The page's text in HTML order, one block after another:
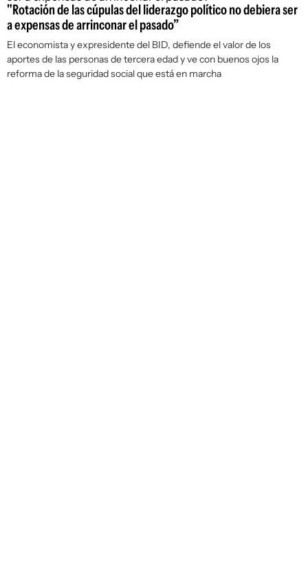
"Rotación de las cúpulas del liderazgo político no debiera ser
a expensas de arrinconar el pasado”
El economista y expresidente del BID, defiende el valor de los
aportes de las personas de tercera edad y ve con buenos ojos la
reforma de la seguridad social que está en marcha